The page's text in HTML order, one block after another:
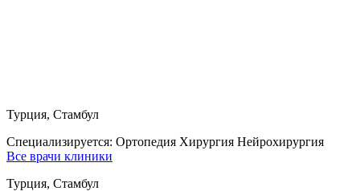
Турция, Стамбул
Специализируется: Ортопедия Хирургия Нейрохирургия
Все врачи клиники
Турция, Стамбул